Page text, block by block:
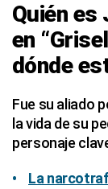
Quién es
en
dónde
Fue su aliado
la vida de su
personaje
La